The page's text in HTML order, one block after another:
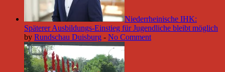
Niederrheinische IHK:
Späterer Ausbildungs-Einstieg für Jugendliche bleibt möglich
by Rundschau Duisburg - No Comment